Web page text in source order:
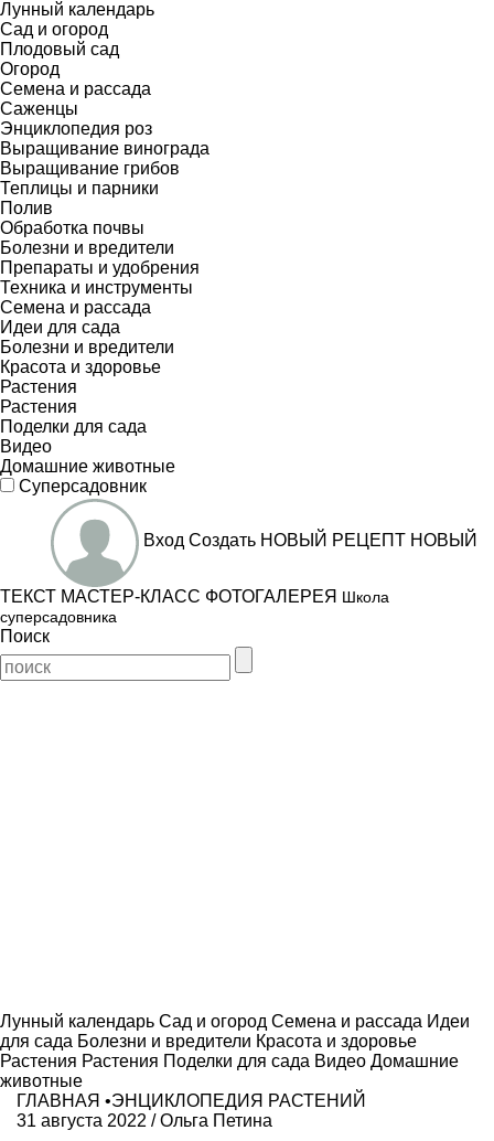
Лунный календарь
Сад и огород
Плодовый сад
Огород
Семена и рассада
Саженцы
Энциклопедия роз
Выращивание винограда
Выращивание грибов
Теплицы и парники
Полив
Обработка почвы
Болезни и вредители
Препараты и удобрения
Техника и инструменты
Семена и рассада
Идеи для сада
Болезни и вредители
Красота и здоровье
Растения
Растения
Поделки для сада
Видео
Домашние животные
Суперсадовник
Вход Создать НОВЫЙ РЕЦЕПТ НОВЫЙ
ТЕКСТ МАСТЕР-КЛАСС ФОТОГАЛЕРЕЯ Школа
суперсадовника
Поиск
Лунный календарь Сад и огород Семена и рассада Идеи
для сада Болезни и вредители Красота и здоровье
Растения Растения Поделки для сада Видео Домашние
животные
ГЛАВНАЯ •ЭНЦИКЛОПЕДИЯ РАСТЕНИЙ
31 августа 2022 /Ольга Петина